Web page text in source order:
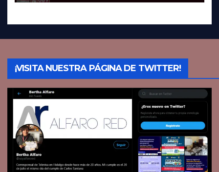
¡VISITA NUESTRA PÁGINA DE TWITTER!